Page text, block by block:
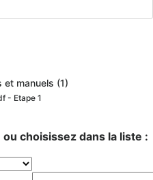
manuels (1)
- Etape 1
choisissez dans la liste :